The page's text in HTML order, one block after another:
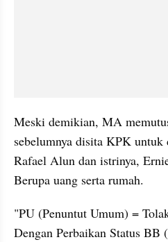
Meski demikian, MA
sebelumnya disita KPK
Rafael Alun dan istrinya,
Berupa uang serta rumah.
"PU (Penuntut Umum) =
Dengan Perbaikan Status